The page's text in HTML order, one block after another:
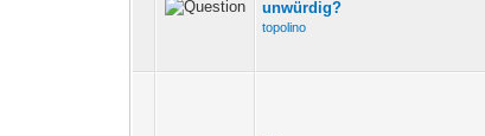
unwürdig?
topolino